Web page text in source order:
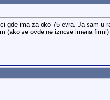
gde ima za oko 75 evra. Ja sam
(ako se ovde ne iznose imena